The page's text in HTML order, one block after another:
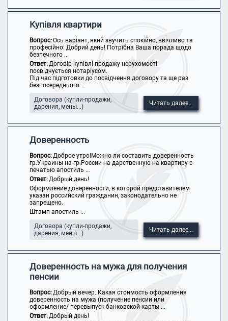
Купівля квартири
Вопрос:Ось варіант, який звучить спокійно, ввічливо та
професійно: Добрий день! Потрібна Ваша порада щодо
безпечного ...
Ответ:Договір купівлі-продажу нерухомості
посвідчується нотаріусом.
Під час підготовки до посвідчення договору та ще раз
безпосереднього ...
Договора (купли-продажи,
дарения, мены...)
Читать далее...
Доверенность
Вопрос:Доброе утро!Можно ли составить доверенность
гр.Украины на гр.России на дарственную на квартиру с
печатью апостиль ...
Ответ:Добрый день!
Оформление доверенности, в которой представителем
указан российский гражданин, законодательно не
запрещено.
Штамп апостиль ...
Договора (купли-продажи,
дарения, мены...)
Читать далее...
Доверенность на мужа для получения
пенсии
Вопрос:Добрый вечер. Какая стоимость оформления
доверенность на мужа (получение пенсии или
оформление/ перевыпуск банковской карты ...
Ответ:Добрый день!